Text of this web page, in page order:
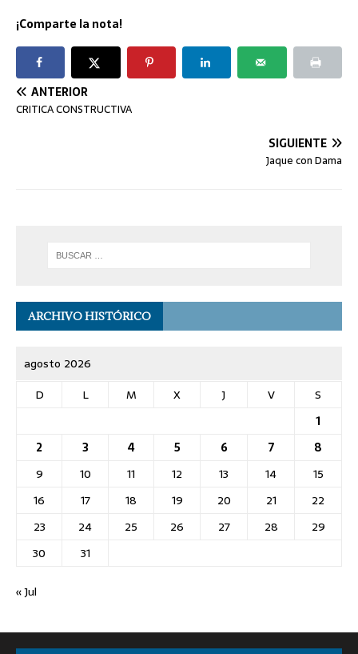
¡Comparte la nota!
ANTERIOR
CRITICA CONSTRUCTIVA
SIGUIENTE
Jaque con Dama
ARCHIVO HISTÓRICO
agosto 2026
D
L M X J V
S
1
2
3 4 5 6 7
8
9
10 11 12 13 14
15
16
17 18 19 20 21
22
23
24 25 26 27 28
29
30
31
« Jul